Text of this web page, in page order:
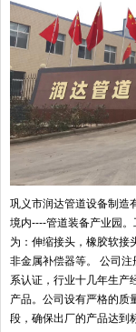
巩义市润达管道设备制造
境内----管道装备产业园
为：伸缩接头，橡胶软接
非金属补偿器等。 公司
系认证，行业十几年生产
产品。公司设有严格的质
段，确保出厂的产品达到